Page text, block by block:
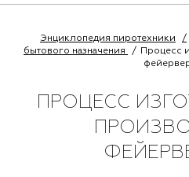
Энциклопедия пиротехники
бытового назначения
Процесс
ПРОЦЕСС